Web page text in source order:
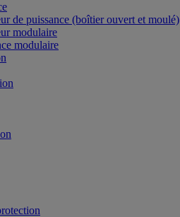
de puissance (boîtier ouvert et moulé)
modulaire
modulaire